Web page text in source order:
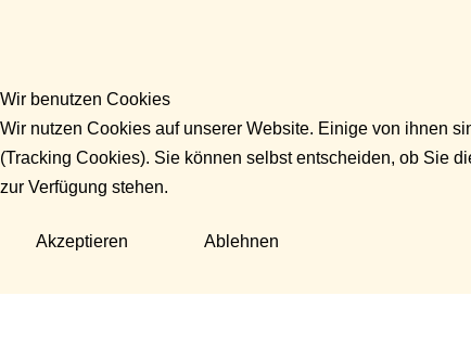
Wir benutzen Cookies
Wir nutzen Cookies auf unserer Website. Einige von ihnen
(Tracking Cookies). Sie können selbst entscheiden, ob Sie
zur Verfügung stehen.
Akzeptieren Ablehnen